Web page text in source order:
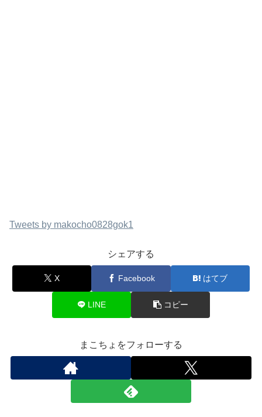
Tweets by makocho0828gok1
シェアする
X Facebook はてブ
LINE コピー
まこちょをフォローする